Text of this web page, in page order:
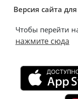
Версия сайта
Чтобы перейти
нажмите сюда